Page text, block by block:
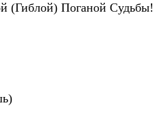
(Гиблой) Поганой Судьбы!